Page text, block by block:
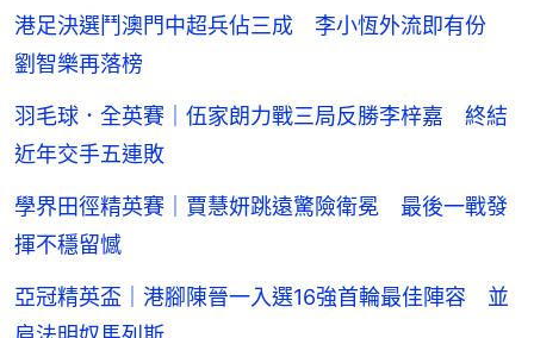
港足決選鬥澳門中超兵佔三成 李小恆外流即有份
劉智樂再落榜
羽毛球．全英賽｜伍家朗力戰三局反勝李梓嘉 終結
近年交手五連敗
學界田徑精英賽｜賈慧妍跳遠驚險衛冕 最後一戰發
揮不穩留憾
亞冠精英盃｜港腳陳晉一入選16強首輪最佳陣容 並